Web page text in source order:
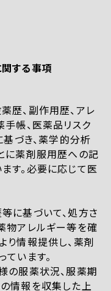
する事項
歴、副作用歴、アレ
帳、医薬品リスク
基づき、薬学的分析
に薬剤服用歴への記
す。必要に応じて医
に基づいて、処方さ
物アレルギー等を確
り情報提供し、薬剤
います。
の服薬状況、服薬期
情報を収集した上